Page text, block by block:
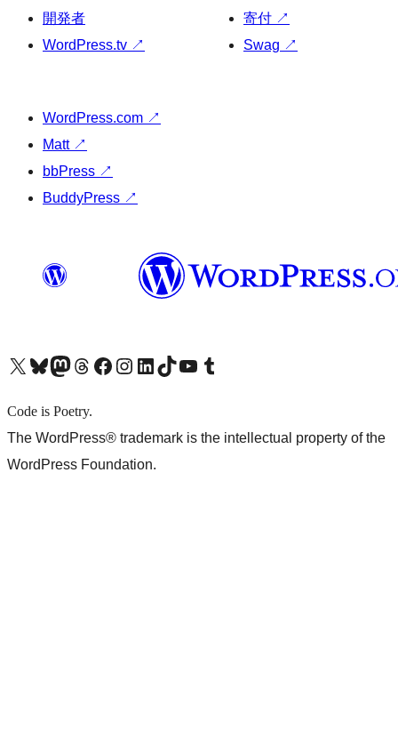
開発者
WordPress.tv ↗
寄付 ↗
Swag ↗
WordPress.com ↗
Matt ↗
bbPress ↗
BuddyPress ↗
X (旧 Twitter) アカウントへBluesky アカウントへMastodon アカウントへThreads アカウントへ Facebook ページへInstagram アカウントへ LinkedIn アカウントへTikTok アカウントへYouTube チャンネルへ Tumblr アカウントへ
Code is Poetry.
The WordPress® trademark is the intellectual property of the
WordPress Foundation.